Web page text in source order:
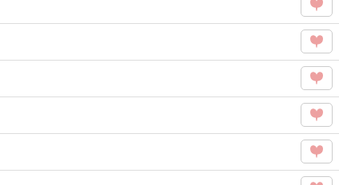
タグ
を
Like
この
タグ
を
Like
この
タグ
を
Like
この
タグ
を
Like
この
タグ
この